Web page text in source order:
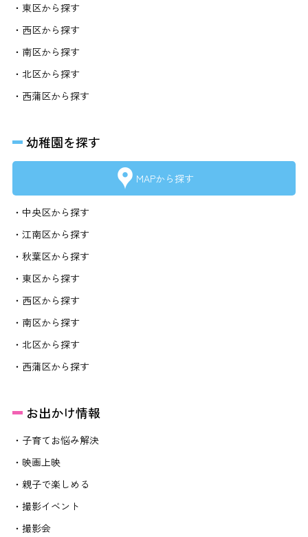
・東区から探す
・西区から探す
・南区から探す
・北区から探す
・西蒲区から探す
幼稚園を探す
MAPから探す
・中央区から探す
・江南区から探す
・秋葉区から探す
・東区から探す
・西区から探す
・南区から探す
・北区から探す
・西蒲区から探す
お出かけ情報
・子育てお悩み解決
・映画上映
・親子で楽しめる
・撮影イベント
・撮影会